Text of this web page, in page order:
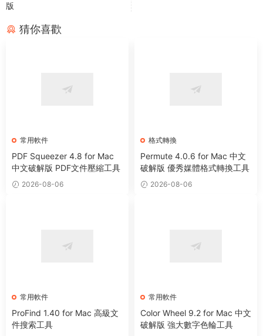
版
猜你喜歡
常用軟件
PDF Squeezer 4.8 for Mac
中文破解版 PDF文件壓縮工具
2026-08-06
格式轉換
Permute 4.0.6 for Mac 中文
破解版 優秀媒體格式轉換工具
2026-08-06
常用軟件
ProFind 1.40 for Mac 高級文
件搜索工具
常用軟件
Color Wheel 9.2 for Mac 中文
破解版 強大數字色輪工具